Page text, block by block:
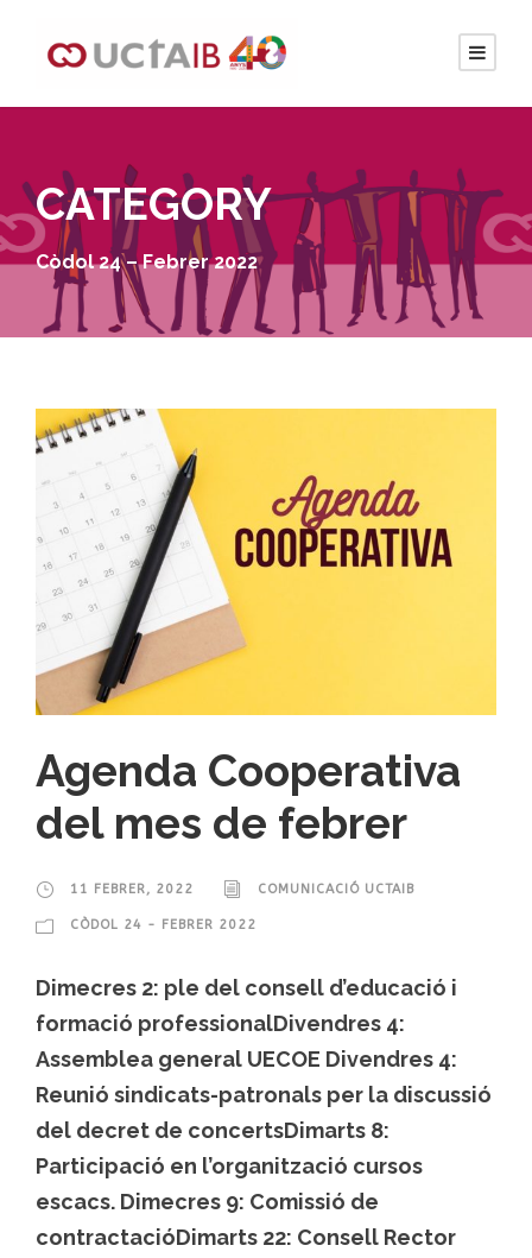
CATEGORY
Còdol 24 – Febrer 2022
Agenda Cooperativa
del mes de febrer
11 FEBRER, 2022 COMUNICACIÓ UCTAIB
CÒDOL 24 - FEBRER 2022
Dimecres 2: ple del consell d’educació i
formació professionalDivendres 4:
Assemblea general UECOE Divendres 4:
Reunió sindicats-patronals per la discussió
del decret de concertsDimarts 8:
Participació en l’organització cursos
escacs. Dimecres 9: Comissió de
contractacióDimarts 22: Consell Rector